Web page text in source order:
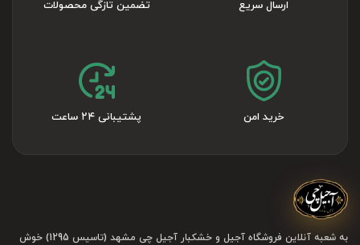
ارسال سریع تضمین تازگی محصولات
خرید امن پشتیبانی ۲۴ ساعت
به شعبه آنلاین فروشگاه آجیل و خشکبار آجیل چی مشهد (تاسیس 1295) خوش